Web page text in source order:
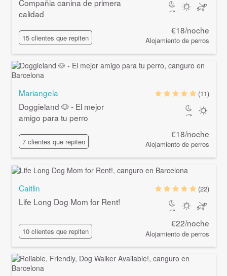
Compañia canina de primera
calidad
15 clientes que repiten
€18/noche
Alojamiento de perros
Mariangela
Doggieland 🐶 - El mejor
amigo para tu perro
7 clientes que repiten
(11)
€18/noche
Alojamiento de perros
Caitlin
Life Long Dog Mom for Rent!
10 clientes que repiten
(22)
€22/noche
Alojamiento de perros